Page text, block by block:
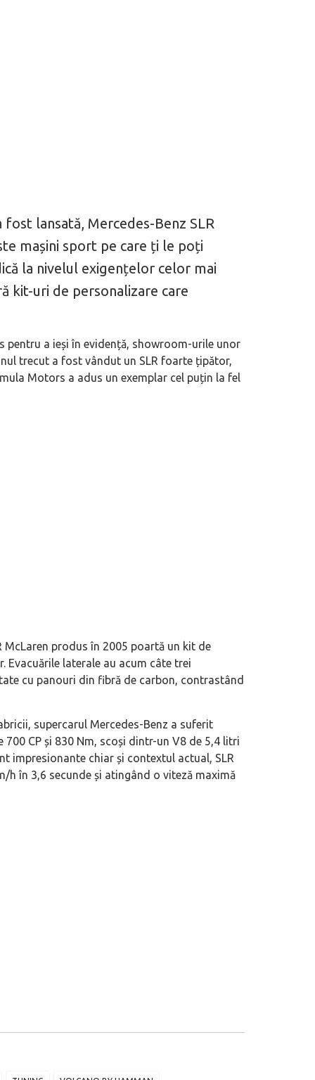
lansată, Mercedes-Benz SLR
mașini sport pe care ți le poți
la nivelul exigențelor celor mai
kit-uri de personalizare care
pentru a ieși în evidență, showroom-urile unor
trecut a fost vândut un SLR foarte țipător,
Motors a adus un exemplar cel puțin la fel
McLaren produs în 2005 poartă un kit de
Evacuările laterale au acum câte trei
cu panouri din fibră de carbon, contrastând
supercarul Mercedes-Benz a suferit
CP și 830 Nm, scoși dintr-un V8 de 5,4 litri
impresionante chiar și contextul actual, SLR
h în 3,6 secunde și atingând o viteză maximă
central a mărcii, omagiată Dacă viața e „heavy duty”, măcar